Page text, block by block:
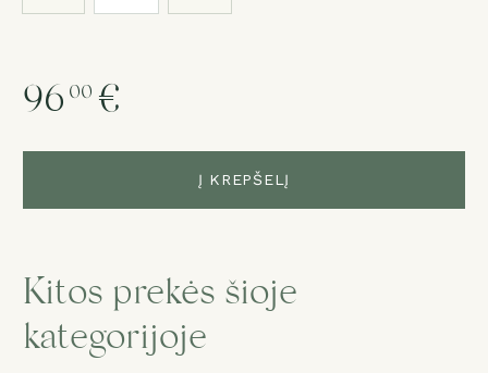
96 00 €
Į KREPŠELĮ
Kitos prekės šioje
kategorijoje